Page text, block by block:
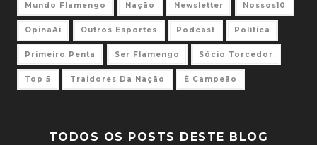
Mundo Flamengo Nação Newsletter Nossos10
OpinaAi Outros Esportes Podcast Política
Primeiro Penta Ser Flamengo Sócio Torcedor
Top 5 Traidores Da Nação É Campeão
TODOS OS POSTS DESTE BLOG